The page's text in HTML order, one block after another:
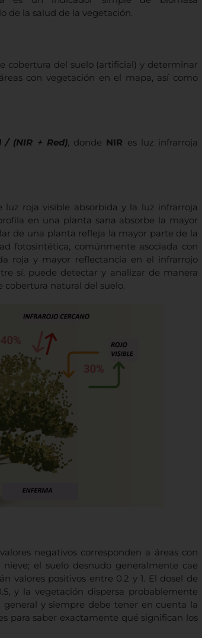
de la salud de la vegetación.
cobertura del suelo (artificial) y determinar
con vegetación en el mapa, así como
/ (NIR + Red), donde NIR es luz infrarroja
roja visible absorbida y la luz infrarroja
en una planta sana absorbe la mayor
de una planta refleja la mayor parte de la
fotosintética, comúnmente asociada con
roja y mayor reflectancia en el infrarrojo
sí, puede detectar y analizar de manera
cobertura natural del suelo.
negativos corresponden a áreas con
el suelo desnudo generalmente cae
valores positivos entre 0.2 y 1. El dosel de
y la vegetación dispersa probablemente
general y siempre debe tener en cuenta la
para saber exactamente qué significan los